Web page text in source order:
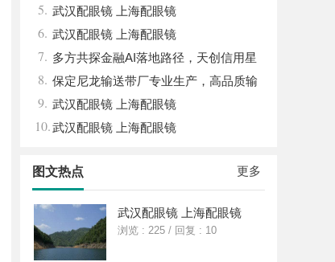
5. 武汉配眼镜 上海配眼镜
6. 武汉配眼镜 上海配眼镜
7. 多方共探金融AI落地路径，天创信用星
图AI助力产业金融智能升级
8. 保定尼龙输送带厂专业生产，高品质输
送解决方案
9. 武汉配眼镜 上海配眼镜
10.武汉配眼镜 上海配眼镜
更多
图文热点
武汉配眼镜 上海配眼镜
浏览 : 225 / 回复 : 10